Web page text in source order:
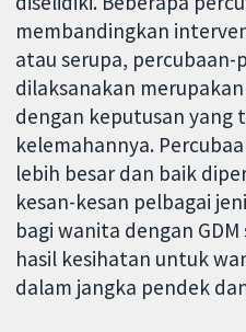
membandingkan
atau serupa, percubaan-
dilaksanakan
dengan keputusan yang
kelemahannya.
lebih besar dan baik
kesan-kesan pelbagai
bagi wanita dengan
hasil kesihatan untuk
dalam jangka pendek